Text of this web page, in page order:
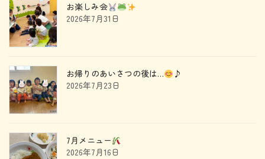
お楽しみ会
2026年7月31日
お帰りのあいさつの後は…
♪
2026年7月23日
7月メニュー
2026年7月16日